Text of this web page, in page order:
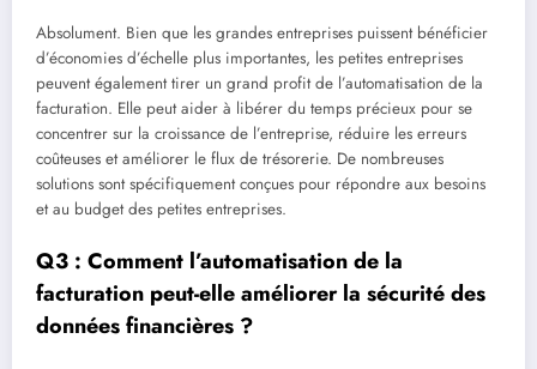
Absolument. Bien que les grandes entreprises puissent bénéficier
d’économies d’échelle plus importantes, les petites entreprises
peuvent également tirer un grand profit de l’automatisation de la
facturation. Elle peut aider à libérer du temps précieux pour se
concentrer sur la croissance de l’entreprise, réduire les erreurs
coûteuses et améliorer le flux de trésorerie. De nombreuses
solutions sont spécifiquement conçues pour répondre aux besoins
et au budget des petites entreprises.
Q3 : Comment l’automatisation de la
facturation peut-elle améliorer la sécurité des
données financières ?